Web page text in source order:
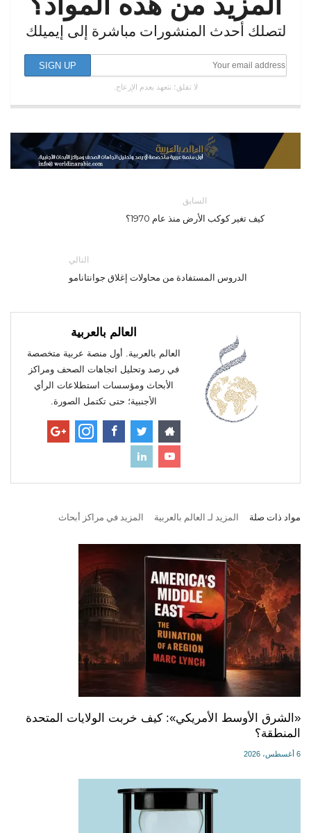
لتصلك أحدث المنشورات مباشرة إلى إيميلك
لا تقلق؛ نتعهد بعدم الإزعاج.
السابق
كيف تغير كوكب الأرض منذ عام 1970؟
التالي
الدروس المستفادة من محاولات إغلاق جوانتانامو
العالم بالعربية
العالم بالعربية. أول منصة عربية متخصصة
في رصد وتحليل اتجاهات الصحف ومراكز
الأبحاث ومؤسسات استطلاعات الرأي
الأجنبية؛ حتى تكتمل الصورة.
مواد ذات صلة المزيد لـ العالم بالعربية المزيد في مراكز أبحاث
«الشرق الأوسط الأمريكي»: كيف خربت الولايات المتحدة
المنطقة؟
6 أغسطس، 2026